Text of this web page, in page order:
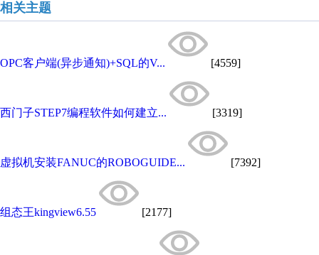
相关主题
OPC客户端(异步通知)+SQL的V... [4559]
西门子STEP7编程软件如何建立... [3319]
虚拟机安装FANUC的ROBOGUIDE... [7392]
组态王kingview6.55 [2177]